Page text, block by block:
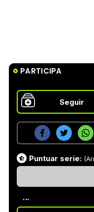
PARTICIPA
Seguir
Puntuar serie:
...